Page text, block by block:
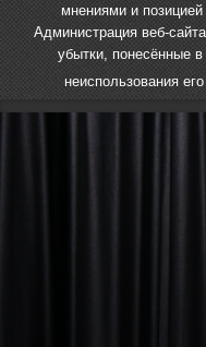
мнениями и позицией
Администрация веб-
убытки, понесённые
неиспользования